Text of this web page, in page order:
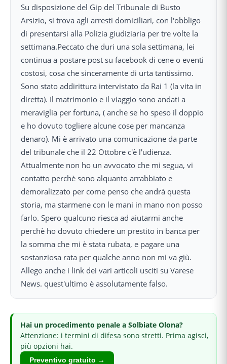
Su disposizione del Gip del Tribunale di Busto
Arsizio, si trova agli arresti domiciliari, con l'obbligo
di presentarsi alla Polizia giudiziaria per tre volte la
settimana.Peccato che duri una sola settimana, lei
continua a postare post su facebook di cene o eventi
costosi, cosa che sinceramente di urta tantissimo.
Sono stato addirittura intervistato da Rai 1 (la vita in
diretta). Il matrimonio e il viaggio sono andati a
meraviglia per fortuna, ( anche se ho speso il doppio
e ho dovuto togliere alcune cose per mancanza
denaro). Mi è arrivato una comunicazione da parte
del tribunale che il 22 Ottobre c'è l'udienza.
Attualmente non ho un avvocato che mi segua, vi
contatto perchè sono alquanto arrabbiato e
demoralizzato per come penso che andrà questa
storia, ma starmene con le mani in mano non posso
farlo. Spero qualcuno riesca ad aiutarmi anche
perchè ho dovuto chiedere un prestito in banca per
la somma che mi è stata rubata, e pagare una
sostanziosa rata per qualche anno non mi va giù.
Allego anche i link dei vari articoli usciti su Varese
News. quest'ultimo è assolutamente falso.
Hai un procedimento penale a Solbiate Olona?
Attenzione: i termini di difesa sono stretti. Prima agisci,
più opzioni hai.
Preventivo gratuito →